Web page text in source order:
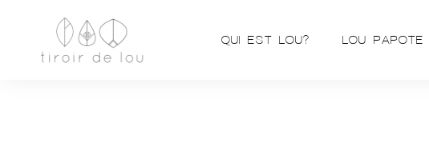
QUI EST LOU? LOU PAPOTE